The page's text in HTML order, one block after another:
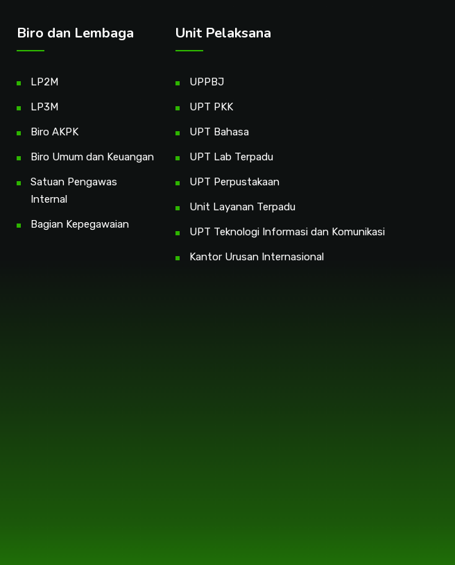
Biro dan Lembaga
LP2M
LP3M
Biro AKPK
Biro Umum dan Keuangan
Satuan Pengawas
Internal
Bagian Kepegawaian
Unit Pelaksana
UPPBJ
UPT PKK
UPT Bahasa
UPT Lab Terpadu
UPT Perpustakaan
Unit Layanan Terpadu
UPT Teknologi Informasi dan Komunikasi
Kantor Urusan Internasional